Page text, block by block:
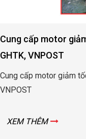
Cung cấp motor
GHTK, VNPOST
Cung cấp motor giảm
VNPOST
XEM THÊM